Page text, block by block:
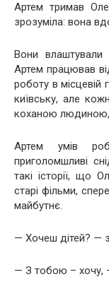
Артем тримав
зрозуміла: вона
Вони
Артем працював
роботу в місцевій
київську, але
коханою людиною,
Артем умів
приголомшливі
такі історії, що
старі фільми,
майбутнє.
— Хочеш дітей? —
— З тобою – хочу,